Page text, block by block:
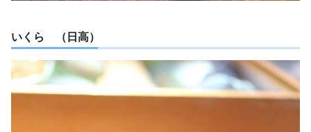
いくら （日高）